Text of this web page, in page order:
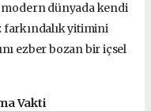
dünyada kendi
yitimini
ezber bozan bir içsel
Vakti